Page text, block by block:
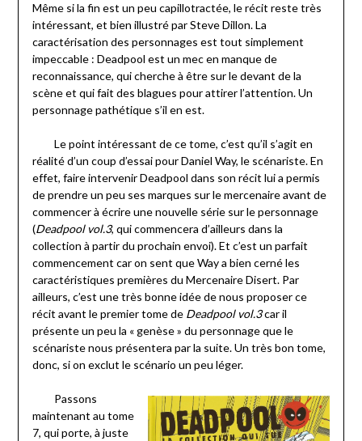
Même si la fin est un peu capillotractée, le récit reste très
intéressant, et bien illustré par Steve Dillon. La
caractérisation des personnages est tout simplement
impeccable : Deadpool est un mec en manque de
reconnaissance, qui cherche à être sur le devant de la
scène et qui fait des blagues pour attirer l’attention. Un
personnage pathétique s’il en est.
Le point intéressant de ce tome, c’est qu’il s’agit en
réalité d’un coup d’essai pour Daniel Way, le scénariste. En
effet, faire intervenir Deadpool dans son récit lui a permis
de prendre un peu ses marques sur le mercenaire avant de
commencer à écrire une nouvelle série sur le personnage
(Deadpool vol.3, qui commencera d’ailleurs dans la
collection à partir du prochain envoi). Et c’est un parfait
commencement car on sent que Way a bien cerné les
caractéristiques premières du Mercenaire Disert. Par
ailleurs, c’est une très bonne idée de nous proposer ce
récit avant le premier tome de Deadpool vol.3car il
présente un peu la « genèse » du personnage que le
scénariste nous présentera par la suite. Un très bon tome,
donc, si on exclut le scénario un peu léger.
Passons
maintenant au tome
7, qui porte, à juste